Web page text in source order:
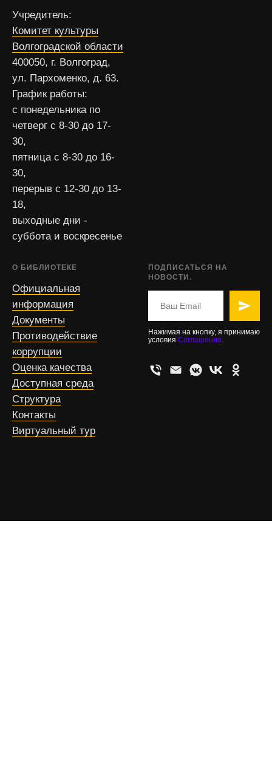
Учредитель:
Комитет культуры
Волгоградской области
400050, г. Волгоград,
ул. Пархоменко, д. 63.
График работы:
с понедельника по
четверг с 8-30 до 17-
30,
пятница с 8-30 до 16-
30,
перерыв с 12-30 до 13-
18,
выходные дни -
суббота и воскресенье
О БИБЛИОТЕКЕ
Официальная
информация
Документы
Противодействие
коррупции
Оценка качества
Доступная среда
Структура
Контакты
Виртуальный тур
ПОДПИСАТЬСЯ НА
НОВОСТИ.
Нажимая на кнопку, я принимаю
условия Соглашения.